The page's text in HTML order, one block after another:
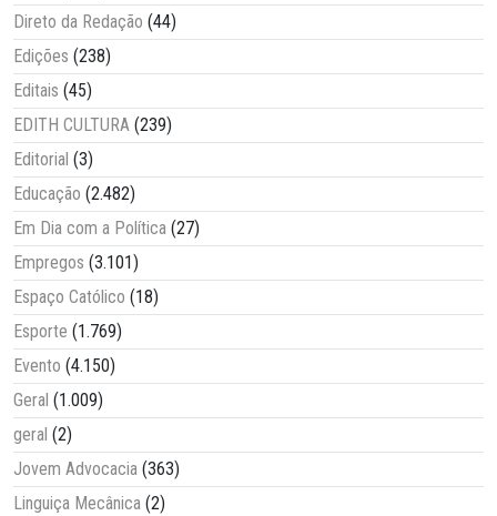
Direto da Redação (44)
Edições (238)
Editais (45)
EDITH CULTURA (239)
Editorial (3)
Educação (2.482)
Em Dia com a Política (27)
Empregos (3.101)
Espaço Católico (18)
Esporte (1.769)
Evento (4.150)
Geral (1.009)
geral (2)
Jovem Advocacia (363)
Linguiça Mecânica (2)